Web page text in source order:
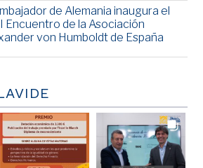
de Alemania inaugura el
Encuentro de la Asociación
von Humboldt de España